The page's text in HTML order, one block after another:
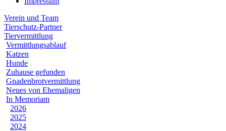
Verein und Team
Tierschutz-Partner
Tiervermittlung
Vermittlungsablauf
Katzen
Hunde
Zuhause gefunden
Gnadenbrotvermittlung
Neues von Ehemaligen
In Memoriam
2026
2025
2024